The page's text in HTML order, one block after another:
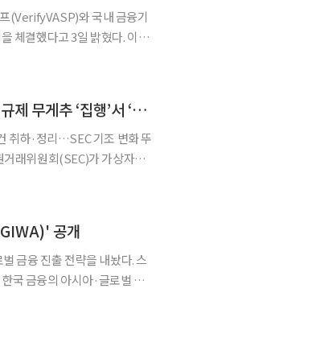
(VerifyVASP)와 국내 금융기
결했다고 3일 밝혔다. 이번
SEC, 저스틴 선 소송 3년 만에 합의…가상자산 규제 무게추 ‘집행’서 ‘입법’으로
취하·정리…SEC 기조 변화 뚜
공개
금융 진출 전략을 내놨다. 스
국 금융의 아시아·글로벌 확